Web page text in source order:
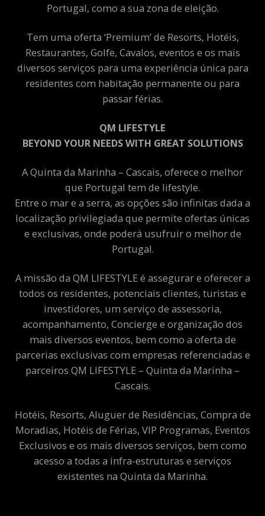
Portugal, como a sua zona de eleição.
Tem uma oferta ‘Premium’ de Resorts, Hotéis,
Restaurantes, Golfe, Cavalos, eventos e os mais
diversos serviços para uma experiência única para
residentes com habitação permanente ou para
passar férias.
QM LIFESTYLE
BEYOND YOUR NEEDS WITH GREAT SOLUTIONS
A Quinta da Marinha – Cascais, oferece o melhor
que Portugal tem de lifestyle.
Entre o mar e a serra, as opções são infinitas dada a
localização privilegiada que permite ofertas únicas
e exclusivas, onde poderá usufruir o melhor de
Portugal.
A missão da QM LIFESTYLE é assegurar e oferecer a
todos os residentes, potenciais clientes, turistas e
investidores, um serviço de assessoria,
acompanhamento, Concierge e organização dos
mais diversos eventos, bem como a oferta de
parcerias exclusivas com empresas referenciadas e
parceiros QM LIFESTYLE – Quinta da Marinha –
Cascais.
Hotéis, Resorts, Aluguer de Residências, Compra de
Moradias, Hotéis de Férias, VIP Programas, Eventos
Exclusivos e os mais diversos serviços, bem como
acesso a todas a infra-estruturas e serviços
existentes na Quinta da Marinha.